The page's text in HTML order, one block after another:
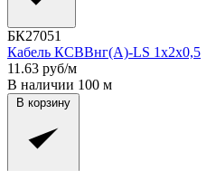
БК27051
Кабель КСВВнг(A)-LS 1x2x0,5
11.63 руб/м
В наличии 100 м
В корзину